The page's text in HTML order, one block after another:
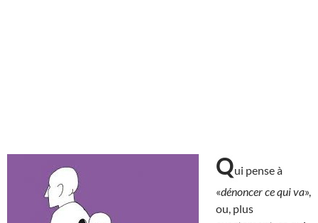
Qui pense à
«dénoncer ce qui va»,
ou, plus